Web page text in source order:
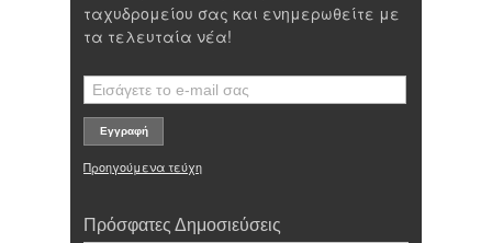
ταχυδρομείου σας και ενημερωθείτε με
τα τελευταία νέα!
Προηγούμενα τεύχη
Πρόσφατες Δημοσιεύσεις